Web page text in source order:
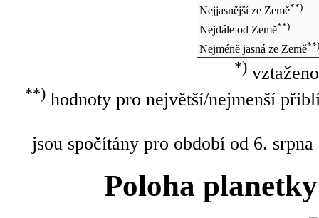
Nejjasnější ze Země**)
Nejdále od Země**)
Nejméně jasná ze Země**)
*)
**)hodnoty pro největší/nejmenší
jsou spočítány pro období od 6.
Poloha